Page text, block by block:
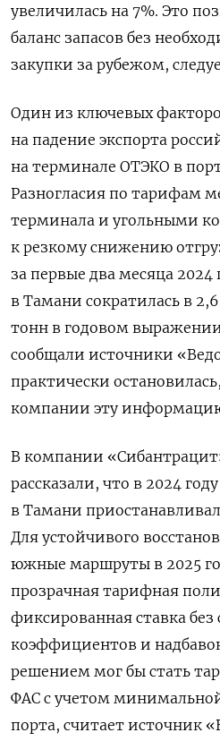
увеличилась на 7%. Это
баланс запасов без
закупки за рубежом,
Один из ключевых
на падение экспорта
на терминале ОТЭКО в
Разногласия по тарифам
терминала и угольными
к резкому снижению
за первые два месяца 2024
в Тамани сократилась в
тонн в годовом
сообщали источники
практически
компании эту
В компании
рассказали, что в 2024
в Тамани
Для устойчивого
южные маршруты в 2025
прозрачная тарифная
фиксированная ставка
коэффициентов и
решением мог бы стать
ФАС с учетом
порта, считает источник